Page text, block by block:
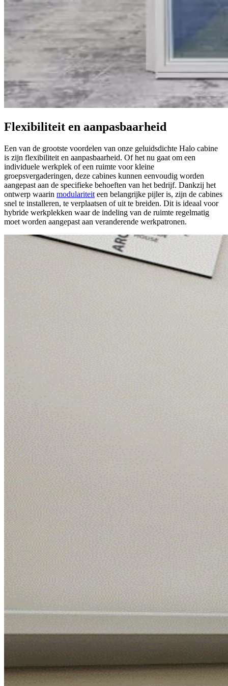
Flexibiliteit en aanpasbaarheid
Een van de grootste voordelen van onze geluidsdichte Halo cabine
is zijn flexibiliteit en aanpasbaarheid. Of het nu gaat om een
individuele werkplek of een ruimte voor kleine
groepsvergaderingen, deze cabines kunnen eenvoudig worden
aangepast aan de specifieke behoeften van het bedrijf. Dankzij het
ontwerp waarin modulariteit een belangrijke pijler is, zijn de cabines
snel te installeren, te verplaatsen of uit te breiden. Dit is ideaal voor
hybride werkplekken waar de indeling van de ruimte regelmatig
moet worden aangepast aan veranderende werkpatronen.